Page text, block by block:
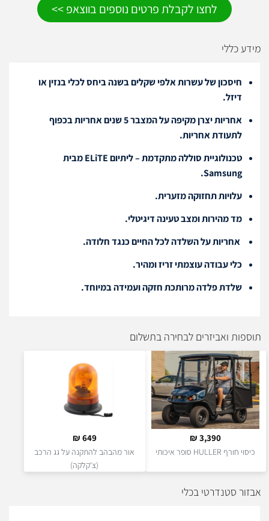
לחצו לקבלת פרטים נוספים בווצאפ >>
מידע כללי
חיסכון של עשרות אלפי שקלים בשנה ביחס לכלי בנזין או
דיזל.
אחריות יצרן מקיפה על המצבר 5 שנים אחריות בכפוף
לתעודת אחריות.
טכנולוגיית סוללה מתקדמת – ליתיום ELiTE מבית
Samsung.
עלויות תחזוקה מזערית.
מד מהירות ומצב טעינה דיגיטלי.
אחריות על השלדה לכל החיים כנגד חלודה.
כלי עבודה עוצמתי זריז ומהיר.
שלדת פלדה מרותכת חזקה ועמידה במיוחד.
תוספות ואביזרים לבחירה בתשלום
3,390
₪
כיסוי חורף HULLER סופר איכותי
649
₪
אור מהבהב להתקנה על גג הרכב
(צ'קלקה)
אבזור סטנדרטי בכלי